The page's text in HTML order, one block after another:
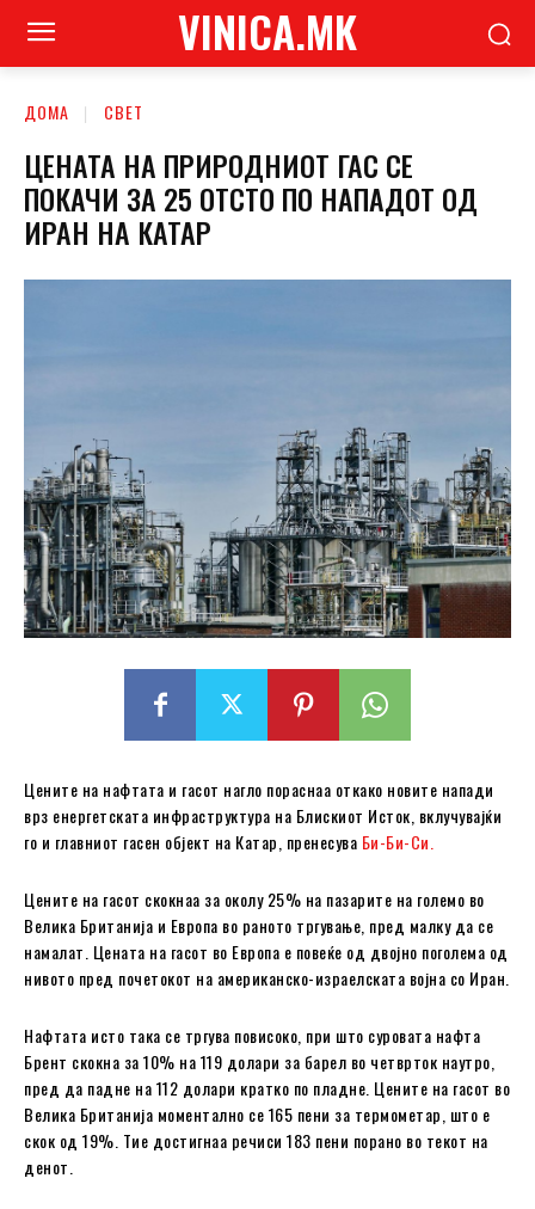
VINICA.MK
ДОМА СВЕТ
ЦЕНАТА НА ПРИРОДНИОТ ГАС СЕ
ПОКАЧИ ЗА 25 ОТСТО ПО НАПАДОТ ОД
ИРАН НА КАТАР
Цените на нафтата и гасот нагло пораснаа откако новите напади
врз енергетската инфраструктура на Блискиот Исток, вклучувајќи
го и главниот гасен објект на Катар, пренесува Би-Би-Си.
Цените на гасот скокнаа за околу 25% на пазарите на големо во
Велика Британија и Европа во раното тргување, пред малку да се
намалат. Цената на гасот во Европа е повеќе од двојно поголема од
нивото пред почетокот на американско-израелската војна со Иран.
Нафтата исто така се тргува повисоко, при што суровата нафта
Брент скокна за 10% на 119 долари за барел во четврток наутро,
пред да падне на 112 долари кратко по пладне. Цените на гасот во
Велика Британија моментално се 165 пени за термометар, што е
скок од 19%. Тие достигнаа речиси 183 пени порано во текот на
денот.